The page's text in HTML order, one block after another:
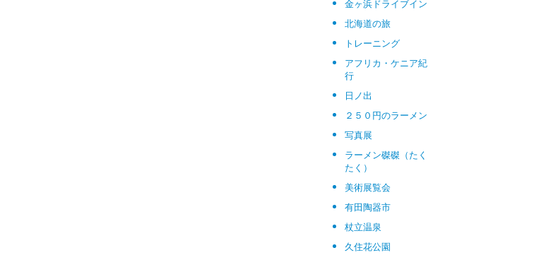
金ヶ浜ドライブイン
北海道の旅
トレーニング
アフリカ・ケニア紀
行
日ノ出
２５０円のラーメン
写真展
ラーメン磔磔（たく
たく）
美術展覧会
有田陶器市
杖立温泉
久住花公園